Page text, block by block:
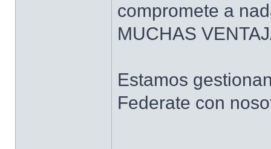
compromete a
MUCHAS
Estamos
Federate con